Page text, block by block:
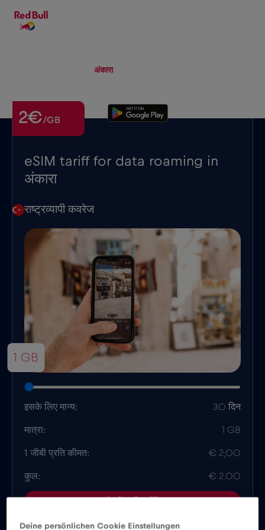
अंकारा
eSIM tariff for data roaming in
अंकारा
2€/GB
राष्ट्रव्यापी कवरेज
1 GB
इसके लिए मान्य: 30 दिन
मात्रा: 1 GB
1 जीबी प्रति कीमत: € 2,00
कुल: € 2.00
Deine persönlichen Cookie Einstellungen